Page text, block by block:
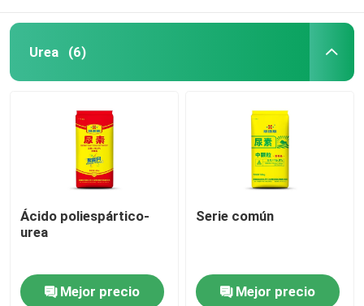
Urea (6)
Ácido poliespártico-
urea
Mejor precio
Serie común
Mejor precio